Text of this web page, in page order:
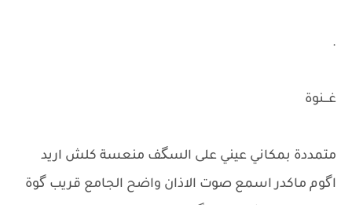
.
غـــنوة
متمددة بمكاني عيني على السگف منعسة كلش اريد
اگوم ماكدر اسمع صوت الاذان واضح الجامع قريب گوة